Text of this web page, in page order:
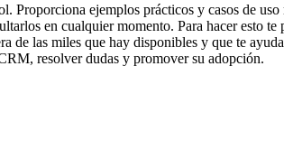
Proporciona ejemplos prácticos y casos de
en cualquier momento. Para hacer esto te
de las miles que hay disponibles y que te
resolver dudas y promover su adopción.